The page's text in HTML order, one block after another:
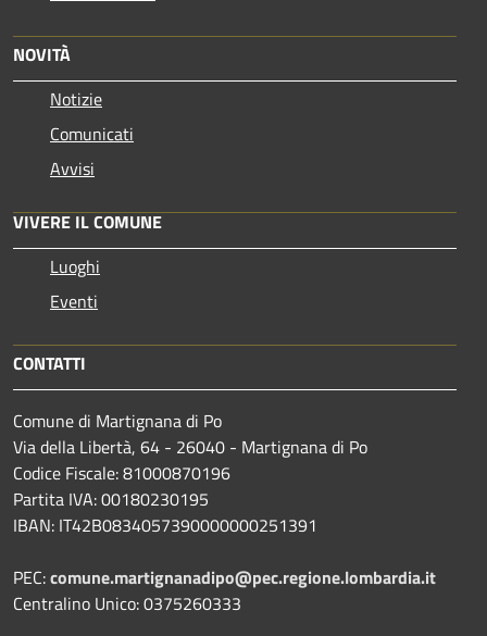
NOVITÀ
Notizie
Comunicati
Avvisi
VIVERE IL COMUNE
Luoghi
Eventi
CONTATTI
Comune di Martignana di Po
Via della Libertà, 64 - 26040 - Martignana di Po
Codice Fiscale: 81000870196
Partita IVA: 00180230195
IBAN: IT42B0834057390000000251391
PEC:comune.martignanadipo@pec.regione.lombardia.it
Centralino Unico: 0375260333